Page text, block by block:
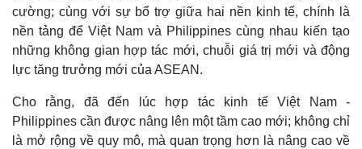
cường; cùng với sự bổ trợ giữa hai nền kinh tế, chính là
nền tảng để Việt Nam và Philippines cùng nhau kiến tạo
những không gian hợp tác mới, chuỗi giá trị mới và động
lực tăng trưởng mới của ASEAN.
Cho rằng, đã đến lúc hợp tác kinh tế Việt Nam -
Philippines cần được nâng lên một tầm cao mới; không chỉ
là mở rộng về quy mô, mà quan trọng hơn là nâng cao về